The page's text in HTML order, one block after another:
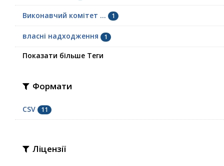
Виконавчий комітет ... 1
власні надходження 1
Показати більше Теги
Формати
CSV 11
Ліцензії